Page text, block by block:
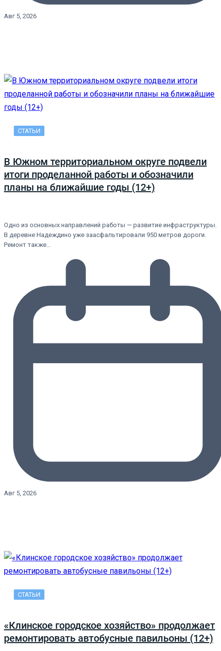
Авг 5, 2026
СТАТЬИ
В Южном территориальном округе подвели
итоги проделанной работы и обозначили
планы на ближайшие годы (12+)
Одно из основных направлений работы — развитие инфраструктуры.
В деревне Надеждино уже заасфальтировали 950 метров дороги.
Ремонт также…
Авг 5, 2026
СТАТЬИ
«Клинское городское хозяйство» продолжает
ремонтировать автобусные павильоны (12+)